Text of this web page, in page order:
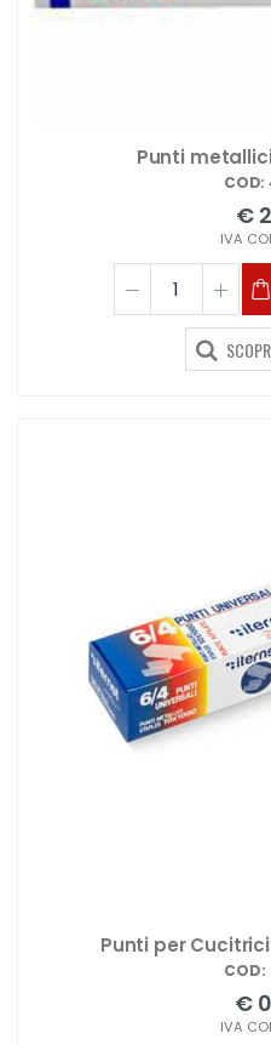
Punti metallici
COD:
€
IVA
Punti per
COD:
€
IVA